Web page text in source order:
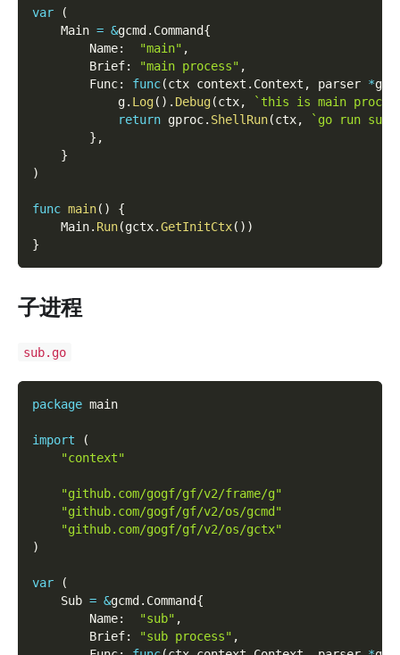
var
(
    Main
= &gcmd . Command{
        Name
: "main" ,
        Brief
: "main process" ,
        Func
: func(ctx context . Context , parser *
            g
. Log( ) . Debug(ctx,
`this is main
return gproc. ShellRun(ctx,
`go run
} ,
}
)
func main( )
{
    Main
. Run(gctx.GetInitCtx( ) )
}
子进程
sub.go
package main
import
(
"context"
"github.com/gogf/gf/v2/frame/g"
"github.com/gogf/gf/v2/os/gcmd"
"github.com/gogf/gf/v2/os/gctx"
)
var
(
    Sub
= &gcmd. Command{
        Name
: "sub" ,
        Brief
: "sub process" ,